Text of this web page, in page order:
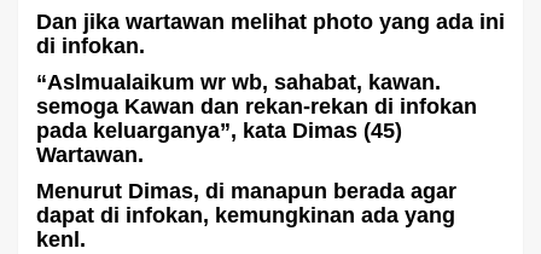
Dan jika wartawan melihat photo yang ada ini
di infokan.
“Aslmualaikum wr wb, sahabat, kawan.
semoga Kawan dan rekan-rekan di infokan
pada keluarganya”, kata Dimas (45)
Wartawan.
Menurut Dimas, di manapun berada agar
dapat di infokan, kemungkinan ada yang
kenl.